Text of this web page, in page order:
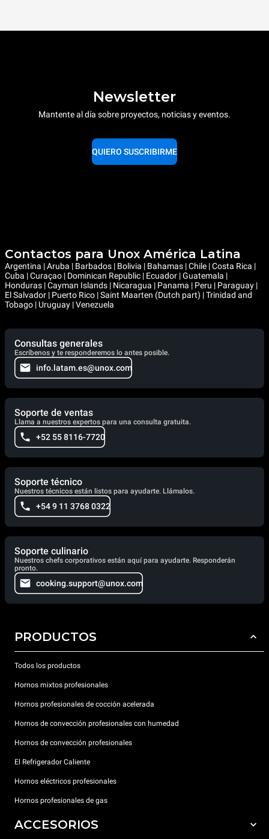
Newsletter
Mantente al día sobre proyectos, noticias y eventos.
QUIERO SUSCRIBIRME
Contactos para Unox América Latina
Argentina | Aruba | Barbados | Bolivia | Bahamas | Chile | Costa Rica |
Cuba | Curaçao | Dominican Republic | Ecuador | Guatemala |
Honduras | Cayman Islands | Nicaragua | Panama | Peru | Paraguay |
El Salvador | Puerto Rico | Saint Maarten (Dutch part) | Trinidad and
Tobago | Uruguay | Venezuela
Consultas generales
Escríbenos y te responderemos lo antes posible.
info.latam.es@unox.com
Soporte de ventas
Llama a nuestros expertos para una consulta gratuita.
+52 55 8116-7720
Soporte técnico
Nuestros técnicos están listos para ayudarte. Llámalos.
+54 9 11 3768 0322
Soporte culinario
Nuestros chefs corporativos están aquí para ayudarte. Responderán
pronto.
cooking.support@unox.com
PRODUCTOS
Todos los productos
Hornos mixtos profesionales
Hornos profesionales de cocción acelerada
Hornos de convección profesionales con humedad
Hornos de convección profesionales
El Refrigerador Caliente
Hornos eléctricos profesionales
Hornos profesionales de gas
ACCESORIOS